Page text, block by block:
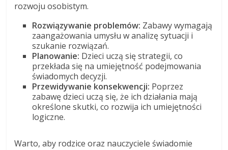
rozwoju osobistym.
Rozwiązywanie problemów: Zabawy wymagają
zaangażowania umysłu w analizę sytuacji i
szukanie rozwiązań.
Planowanie: Dzieci uczą się strategii, co
przekłada się na umiejętność podejmowania
świadomych decyzji.
Przewidywanie konsekwencji: Poprzez
zabawę dzieci uczą się, że ich działania mają
określone skutki, co rozwija ich umiejętności
logiczne.
Warto, aby rodzice oraz nauczyciele świadomie